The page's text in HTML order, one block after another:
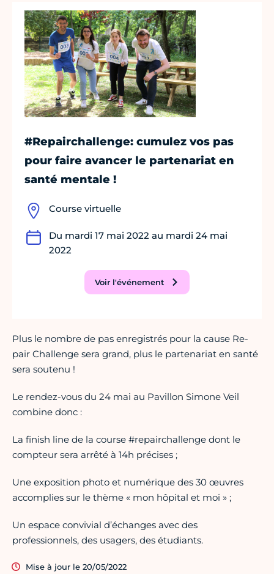
#Repairchallenge: cumulez vos pas
pour faire avancer le partenariat en
santé mentale !
Course virtuelle
Du mardi 17 mai 2022 au mardi 24 mai
2022
Voir l'événement
Plus le nombre de pas enregistrés pour la cause Re-
pair Challenge sera grand, plus le partenariat en santé
sera soutenu !
Le rendez-vous du 24 mai au Pavillon Simone Veil
combine donc :
La finish line de la course #repairchallenge dont le
compteur sera arrêté à 14h précises ;
Une exposition photo et numérique des 30 œuvres
accomplies sur le thème « mon hôpital et moi » ;
Un espace convivial d’échanges avec des
professionnels, des usagers, des étudiants.
Mise à jour le 20/05/2022